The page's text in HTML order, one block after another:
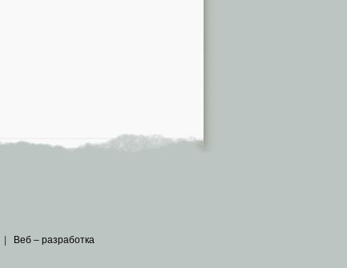
Веб – разработка